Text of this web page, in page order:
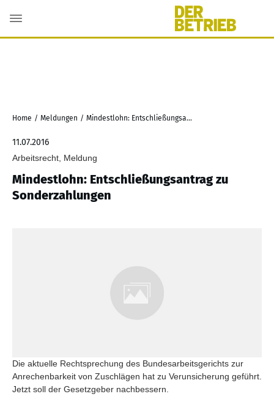
Home / Meldungen / Mindestlohn: Entschließungsantrag zu Sonderzahlungen
11.07.2016
Arbeitsrecht, Meldung
Mindestlohn: Entschließungsantrag zu
Sonderzahlungen
Die aktuelle Rechtsprechung des Bundesarbeitsgerichts zur
Anrechenbarkeit von Zuschlägen hat zu Verunsicherung geführt.
Jetzt soll der Gesetzgeber nachbessern.